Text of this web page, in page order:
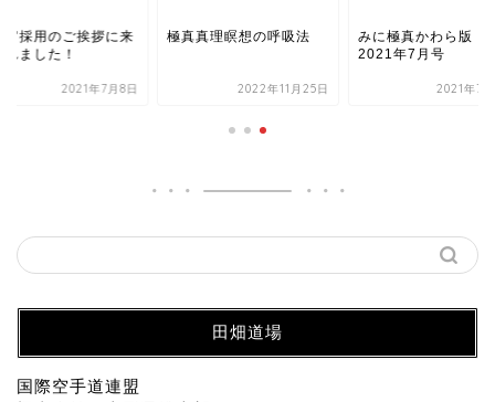
挨拶に来
年7月8日
極真真理瞑想の呼吸法
2022年11月25日
みに極真かわら版
2021年7月号
2021年7月21日
田畑道場
国際空手道連盟